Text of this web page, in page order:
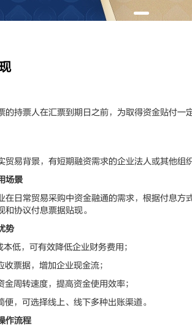
持票人在汇票到期日之前，为取得资金贴付一
易背景，有短期融资需求的企业法人或其他组织
场景
日常贸易采购中资金融通的需求，根据付息方
和协议付息票据贴现。
势
，可有效降低企业财务费用；
票据，增加企业现金流；
周转速度，提高资金使用效率；
，可选择线上、线下多种出账渠道。
作流程